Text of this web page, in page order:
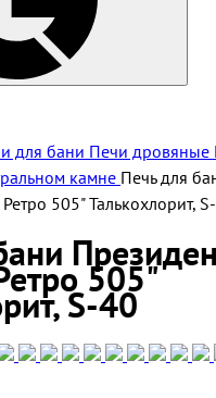
для бани Печи дровяные
камне Печь для
505" Талькохлорит,
505"
S-40